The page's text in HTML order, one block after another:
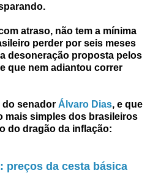
atraso, não tem a mínima
perder por seis meses
desoneração proposta pelos
que nem adiantou correr
do senador Álvaro Dias, e que
mais simples dos brasileiros
do dragão da inflação:
preços da cesta básica